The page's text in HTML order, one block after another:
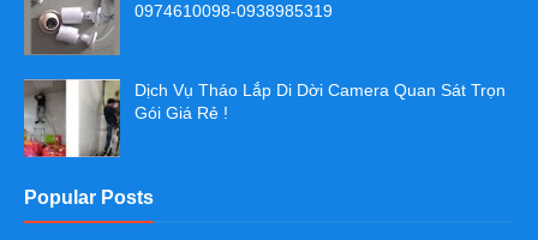
0974610098-0938985319
Dịch Vụ Tháo Lắp Di Dời Camera Quan Sát Trọn
Gói Giá Rẻ !
Popular Posts